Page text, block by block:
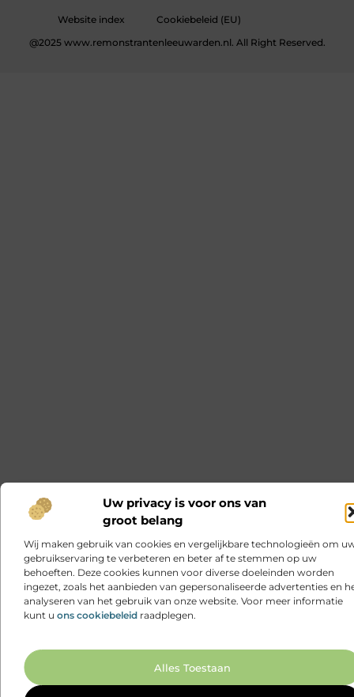
Uw privacy is voor ons van
groot belang
Wij maken gebruik van cookies en vergelijkbare technologieën om
gebruikservaring te verbeteren en beter af te stemmen op uw
behoeften. Deze cookies kunnen voor diverse doeleinden worden
ingezet, zoals het aanbieden van gepersonaliseerde advertenties en
analyseren van het gebruik van onze website. Voor meer informatie
kunt u ons cookiebeleid raadplegen.
Alles Toestaan
Website index
Cookiebeleid (EU)
@2025 www.remonstrantenleeuwarden.nl. All Right Reserved.